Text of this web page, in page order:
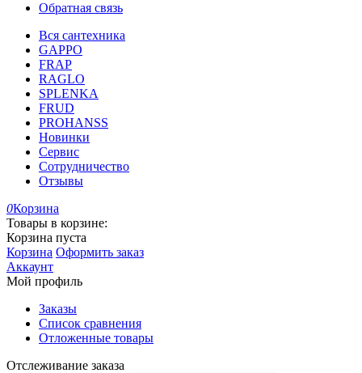
Обратная связь
Вся сантехника
GAPPO
FRAP
RAGLO
SPLENKA
FRUD
PROHANSS
Новинки
Сервис
Сотрудничество
Отзывы
0Корзина
Товары в корзине:
Корзина пуста
Корзина Оформить заказ
Аккаунт
Мой профиль
Заказы
Список сравнения
Отложенные товары
Отслеживание заказа